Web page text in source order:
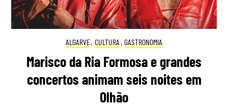
ALGARVE, CULTURA , GASTRONOMIA
Marisco da Ria Formosa e grandes
concertos animam seis noites em
Olhão